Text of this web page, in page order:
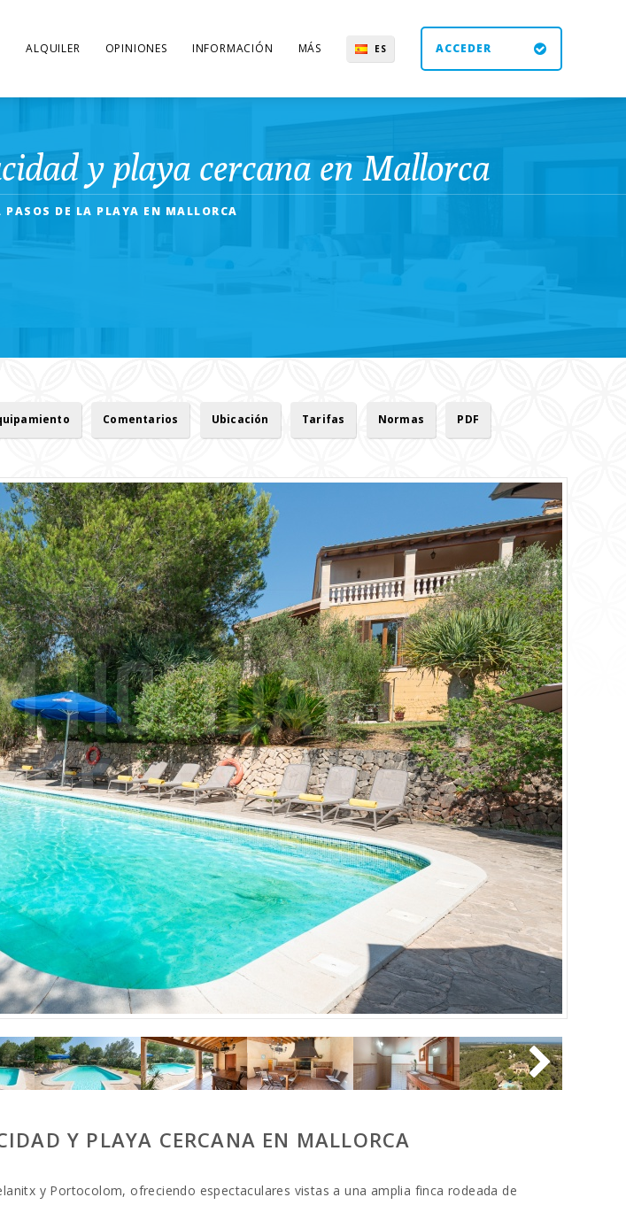
ALQUILER OPINIONES INFORMACIÓN MÁS ES ACCEDER
y playa cercana en Mallorca
DE LA PLAYA EN MALLORCA
Comentarios Ubicación Tarifas Normas PDF
Y PLAYA CERCANA EN MALLORCA
y Portocolom, ofreciendo espectaculares vistas a una amplia finca rodeada de